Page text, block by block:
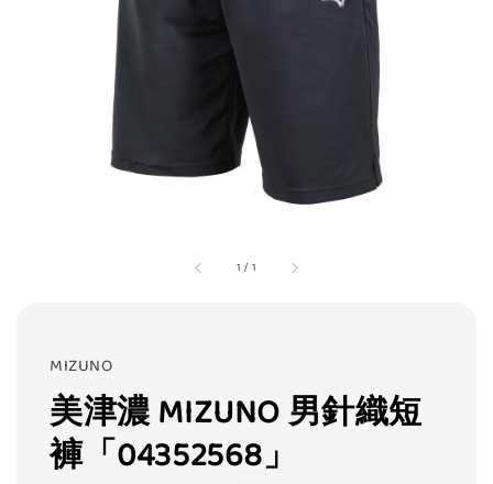
1 / 1
MIZUNO
美津濃 MIZUNO 男針織短
褲「04352568」